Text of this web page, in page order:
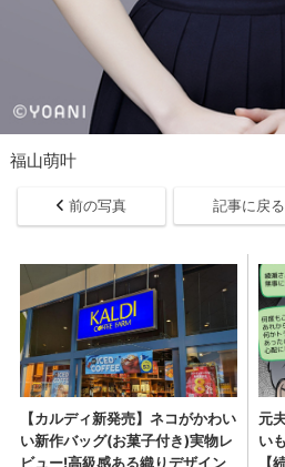
福山萌叶
前の写真 記事に戻る